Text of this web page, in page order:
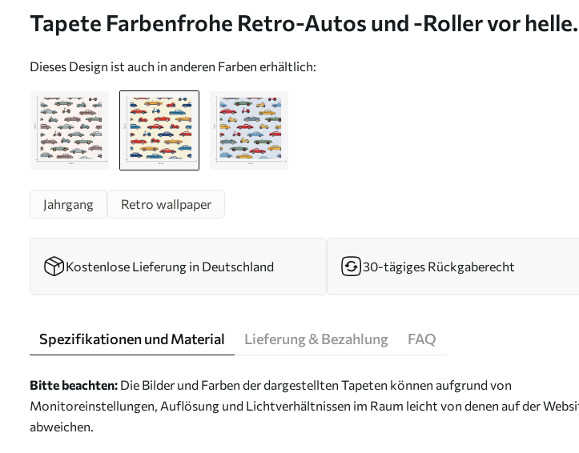
Tapete Farbenfrohe Retro-Autos und -Roller vor
Dieses Design ist auch in anderen Farben erhältlich:
Jahrgang Retro wallpaper
Kostenlose Lieferung in Deutschland 30-tägiges Rückgaberecht
Spezifikationen und Material Lieferung & Bezahlung FAQ
Bitte beachten: Die Bilder und Farben der dargestellten Tapeten können aufgrund von
Monitoreinstellungen, Auflösung und Lichtverhältnissen im Raum leicht von denen auf der
abweichen.